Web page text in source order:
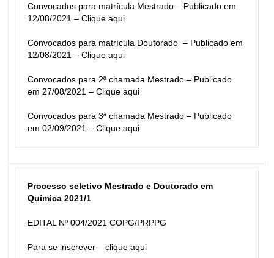
Convocados para matrícula Mestrado – Publicado em
12/08/2021 – Clique aqui
Convocados para matrícula Doutorado  – Publicado em
12/08/2021 – Clique aqui
Convocados para 2ª chamada Mestrado – Publicado
em 27/08/2021 – Clique aqui
Convocados para 3ª chamada Mestrado – Publicado
em 02/09/2021 – Clique aqui
Processo seletivo Mestrado e Doutorado em
Química 2021/1
EDITAL Nº 004/2021 COPG/PRPPG
Para se inscrever – clique aqui